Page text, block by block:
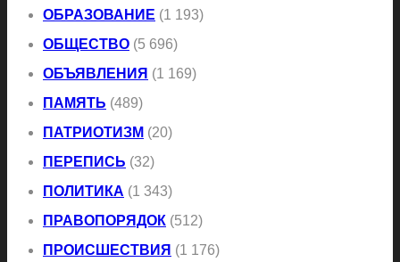
ОБРАЗОВАНИЕ (1 193)
ОБЩЕСТВО (5 696)
ОБЪЯВЛЕНИЯ (1 169)
ПАМЯТЬ (489)
ПАТРИОТИЗМ (20)
ПЕРЕПИСЬ (32)
ПОЛИТИКА (1 343)
ПРАВОПОРЯДОК (512)
ПРОИСШЕСТВИЯ (1 176)